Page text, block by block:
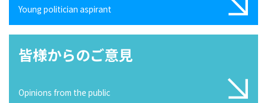
Young politician aspirant
皆様からのご意見
Opinions from the public